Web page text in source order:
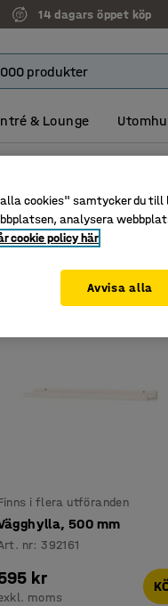
14 dagars öppet köp
& Lounge
i flera utföranden
500 mm
nr:392161
kr
moms
cookies" samtycker du till
analysera
cookie policy här
Avvisa alla